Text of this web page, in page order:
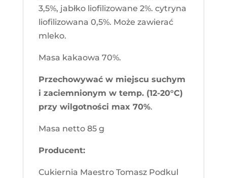
3,5%, jabłko liofilizowane 2%. cytryna
liofilizowana 0,5%. Może zawierać
mleko.
Masa kakaowa 70%.
Przechowywać w miejscu suchym
i zaciemnionym w temp. (12-20°C)
przy wilgotności max 70%.
Masa netto 85 g
Producent:
Cukiernia Maestro Tomasz Podkul